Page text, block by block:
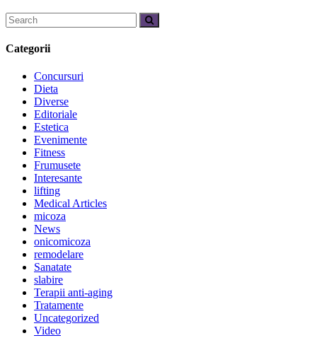
Categorii
Concursuri
Dieta
Diverse
Editoriale
Estetica
Evenimente
Fitness
Frumusete
Interesante
lifting
Medical Articles
micoza
News
onicomicoza
remodelare
Sanatate
slabire
Terapii anti-aging
Tratamente
Uncategorized
Video